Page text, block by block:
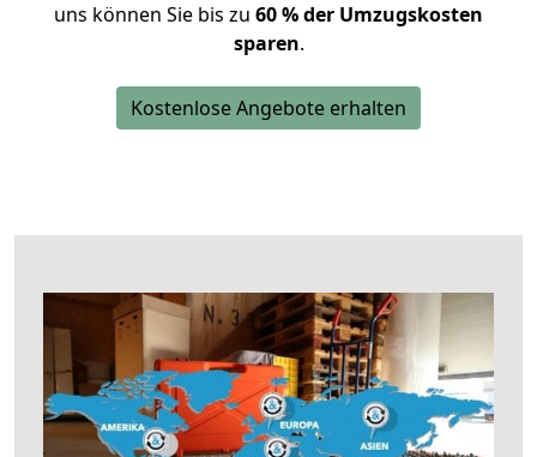
uns können Sie bis zu 60 % der Umzugskosten
sparen.
Kostenlose Angebote erhalten